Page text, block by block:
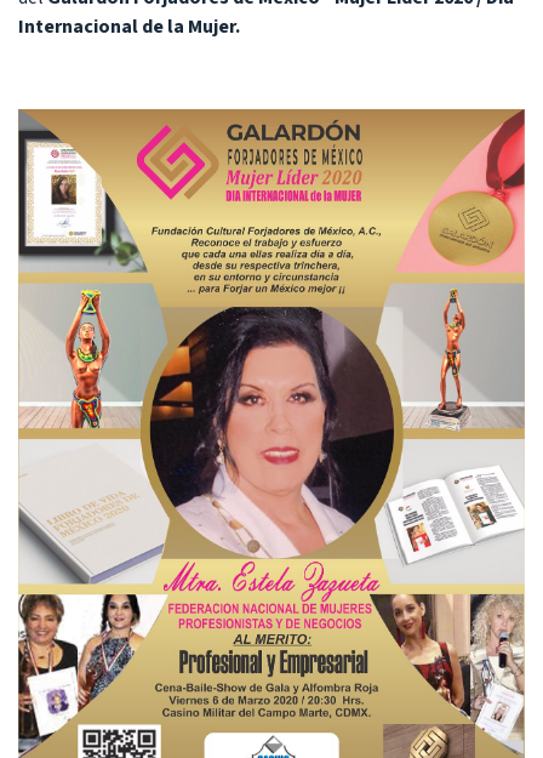
Internacional de la Mujer.